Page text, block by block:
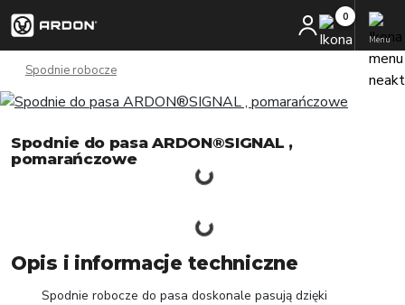
Menu
Spodnie robocze
Spodnie do pasa ARDON®SIGNAL ,
pomarańczowe
Opis i informacje techniczne
Spodnie robocze do pasa doskonale pasują dzięki